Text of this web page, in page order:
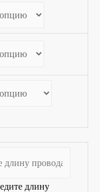
длину